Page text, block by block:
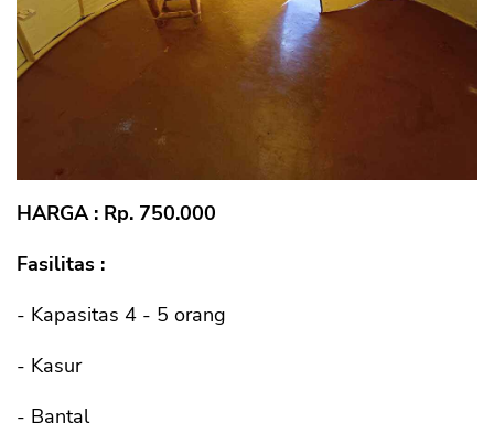
HARGA : Rp. 750.000
Fasilitas :
- Kapasitas 4 - 5 orang
- Kasur
- Bantal